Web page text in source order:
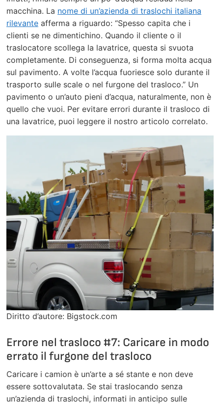
macchina. La nome di un’azienda di traslochi italiana
rilevante afferma a riguardo: “Spesso capita che i
clienti se ne dimentichino. Quando il cliente o il
traslocatore scollega la lavatrice, questa si svuota
completamente. Di conseguenza, si forma molta acqua
sul pavimento. A volte l’acqua fuoriesce solo durante il
trasporto sulle scale o nel furgone del trasloco.” Un
pavimento o un’auto pieni d’acqua, naturalmente, non è
quello che vuoi. Per evitare errori durante il trasloco di
una lavatrice, puoi leggere il nostro articolo correlato.
Diritto d’autore: Bigstock.com
Errore nel trasloco #7: Caricare in modo
errato il furgone del trasloco
Caricare i camion è un’arte a sé stante e non deve
essere sottovalutata. Se stai traslocando senza
un’azienda di traslochi, informati in anticipo sulle